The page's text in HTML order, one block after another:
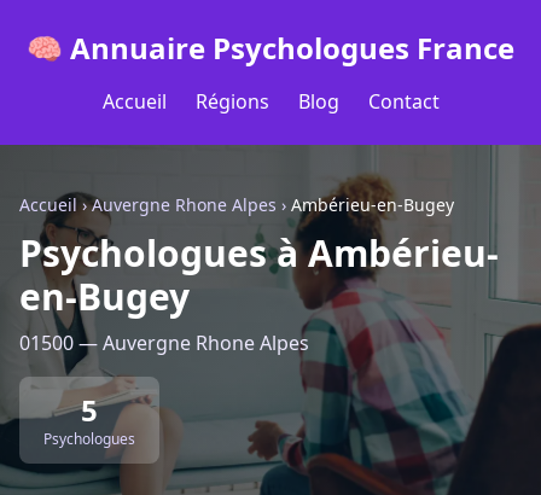
🧠 Annuaire Psychologues France
Accueil Régions Blog Contact
Accueil ›Auvergne Rhone Alpes › Ambérieu-en-Bugey
Psychologues à Ambérieu-
en-Bugey
01500 — Auvergne Rhone Alpes
5
Psychologues